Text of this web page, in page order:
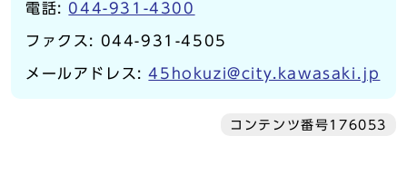
電話: 044-931-4300
ファクス : 044-931-4505
メールアドレス :45hokuzi@city.kawasaki.jp
コンテンツ番号176053